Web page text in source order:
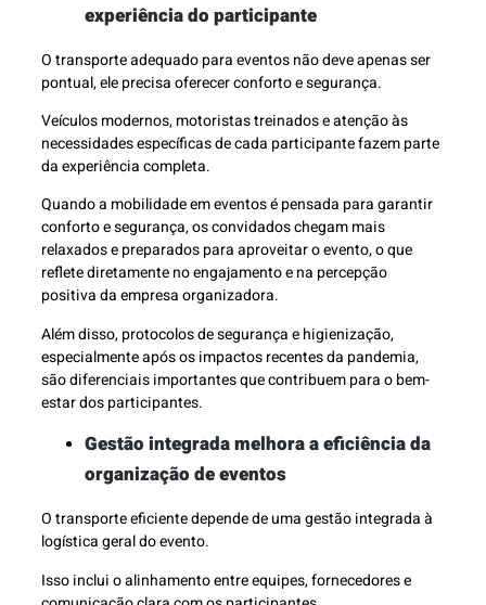
experiência do participante
O transporte adequado para eventos não deve apenas ser
pontual, ele precisa oferecer conforto e segurança.
Veículos modernos, motoristas treinados e atenção às
necessidades específicas de cada participante fazem parte
da experiência completa.
Quando a mobilidade em eventos é pensada para garantir
conforto e segurança, os convidados chegam mais
relaxados e preparados para aproveitar o evento, o que
reflete diretamente no engajamento e na percepção
positiva da empresa organizadora.
Além disso, protocolos de segurança e higienização,
especialmente após os impactos recentes da pandemia,
são diferenciais importantes que contribuem para o bem-
estar dos participantes.
Gestão integrada melhora a eficiência da
organização de eventos
O transporte eficiente depende de uma gestão integrada à
logística geral do evento.
Isso inclui o alinhamento entre equipes, fornecedores e